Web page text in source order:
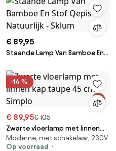
€ 89,95
Staande Lamp Van Bamboe En
-14 %
€ 89,95€ 105
Zwarte vloerlamp met linnen
kap taupe 45 cm - Simplo
Moderne, met schakelaar, 230V
Op voorraad